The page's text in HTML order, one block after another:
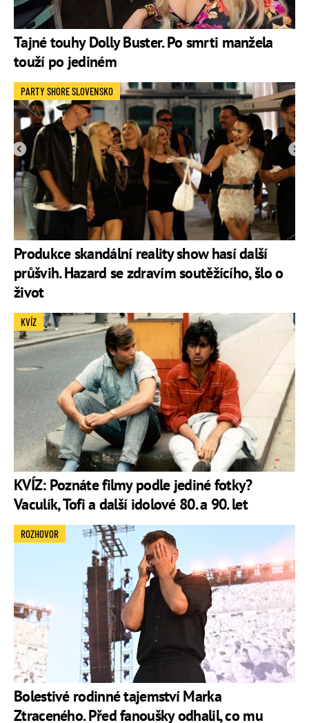
Tajné touhy Dolly Buster. Po smrti manžela
touží po jediném
Produkce skandální reality show hasí další
průšvih. Hazard se zdravím soutěžícího, šlo o
život
PARTY SHORE SLOVENSKO
KVÍZ: Poznáte filmy podle jediné fotky?
Vaculík, Tofi a další idolové 80. a 90. let
KVÍZ
Bolestivé rodinné tajemství Marka
Ztraceného. Před fanoušky odhalil, co mu
ROZHOVOR